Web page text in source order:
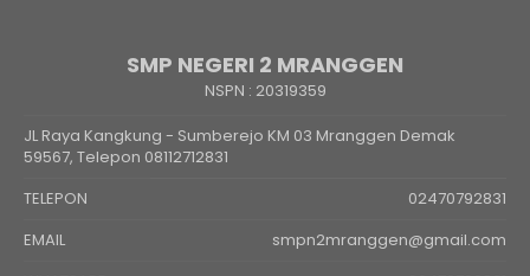
SMP NEGERI 2 MRANGGEN
NSPN : 20319359
JL Raya Kangkung - Sumberejo KM 03 Mranggen Demak
59567, Telepon 08112712831
TELEPON
02470792831
EMAIL
smpn2mranggen@gmail.com